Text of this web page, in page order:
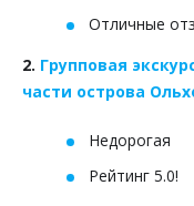
Отличные
2. Групповая
части острова
Недорогая
Рейтинг 5.0!